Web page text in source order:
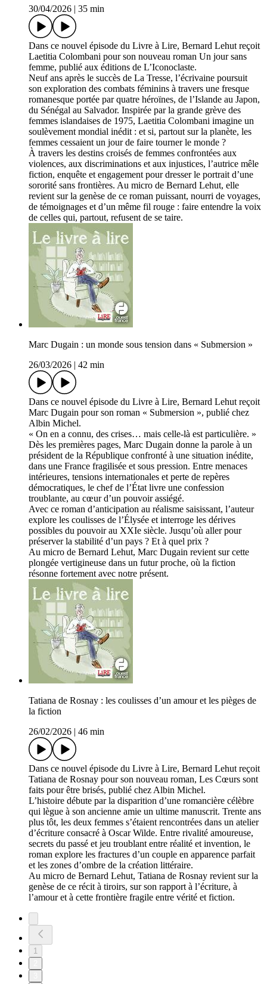
30/04/2026
35 min
Dans ce nouvel épisode du Livre à Lire, Bernard Lehut reçoit
Laetitia Colombani pour son nouveau roman Un jour sans
femme, publié aux éditions de L’Iconoclaste.
Neuf ans après le succès de La Tresse, l’écrivaine poursuit
son exploration des combats féminins à travers une fresque
romanesque portée par quatre héroïnes, de l’Islande au Japon,
du Sénégal au Salvador. Inspirée par la grande grève des
femmes islandaises de 1975, Laetitia Colombani imagine un
soulèvement mondial inédit : et si, partout sur la planète, les
femmes cessaient un jour de faire tourner le monde ?
À travers les destins croisés de femmes confrontées aux
violences, aux discriminations et aux injustices, l’autrice mêle
fiction, enquête et engagement pour dresser le portrait d’une
sororité sans frontières. Au micro de Bernard Lehut, elle
revient sur la genèse de ce roman puissant, nourri de voyages,
de témoignages et d’un même fil rouge : faire entendre la voix
de celles qui, partout, refusent de se taire.
Marc Dugain : un monde sous tension dans « Submersion »
26/03/2026
42 min
Dans ce nouvel épisode du Livre à Lire, Bernard Lehut reçoit
Marc Dugain pour son roman « Submersion », publié chez
Albin Michel.
« On en a connu, des crises… mais celle-là est particulière. »
Dès les premières pages, Marc Dugain donne la parole à un
président de la République confronté à une situation inédite,
dans une France fragilisée et sous pression. Entre menaces
intérieures, tensions internationales et perte de repères
démocratiques, le chef de l’État livre une confession
troublante, au cœur d’un pouvoir assiégé.
Avec ce roman d’anticipation au réalisme saisissant, l’auteur
explore les coulisses de l’Élysée et interroge les dérives
possibles du pouvoir au XXIe siècle. Jusqu’où aller pour
préserver la stabilité d’un pays ? Et à quel prix ?
Au micro de Bernard Lehut, Marc Dugain revient sur cette
plongée vertigineuse dans un futur proche, où la fiction
résonne fortement avec notre présent.
Tatiana de Rosnay : les coulisses d’un amour et les pièges de
la fiction
26/02/2026
46 min
Dans ce nouvel épisode du Livre à Lire, Bernard Lehut reçoit
Tatiana de Rosnay pour son nouveau roman, Les Cœurs sont
faits pour être brisés, publié chez Albin Michel.
L’histoire débute par la disparition d’une romancière célèbre
qui lègue à son ancienne amie un ultime manuscrit. Trente ans
plus tôt, les deux femmes s’étaient rencontrées dans un atelier
d’écriture consacré à Oscar Wilde. Entre rivalité amoureuse,
secrets du passé et jeu troublant entre réalité et invention, le
roman explore les fractures d’un couple en apparence parfait
et les zones d’ombre de la création littéraire.
Au micro de Bernard Lehut, Tatiana de Rosnay revient sur la
genèse de ce récit à tiroirs, sur son rapport à l’écriture, à
l’amour et à cette frontière fragile entre vérité et fiction.
1